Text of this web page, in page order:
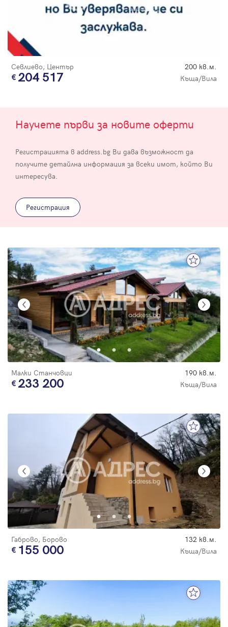
Севлиево, Център 200 кв.м.
204 517 Къща/Вила
Научете първи за новите оферти
Регистрацията в address.bg Ви дава възможност да
получите детайлна информация за всеки имот, който Ви
интересува.
Регистрация
Малки Станчовци 190 кв.м.
233 200 Къща/Вила
Габрово, Борово 132 кв.м.
155 000 Къща/Вила